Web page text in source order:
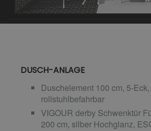
DUSCH-ANLAGE
Duschelement 100 cm, 5-Eck,
rollstuhlbefahrbar
VIGOUR derby Schwenktür
200 cm, silber Hochglanz,